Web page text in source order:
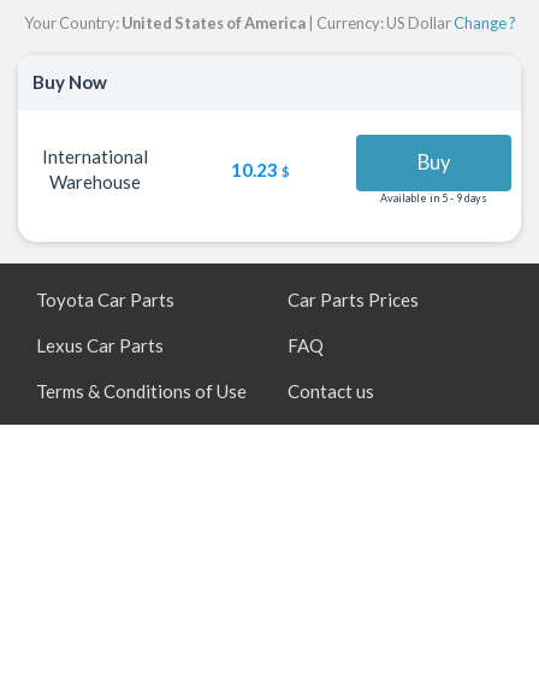
Your Country:United States of America| Currency: US DollarChange ?
Buy Now
International
Warehouse
10.23 $ Buy
Available in 5 - 9 days
Toyota Car Parts
Lexus Car Parts
Terms & Conditions of Use
Car Parts Prices
FAQ
Contact us